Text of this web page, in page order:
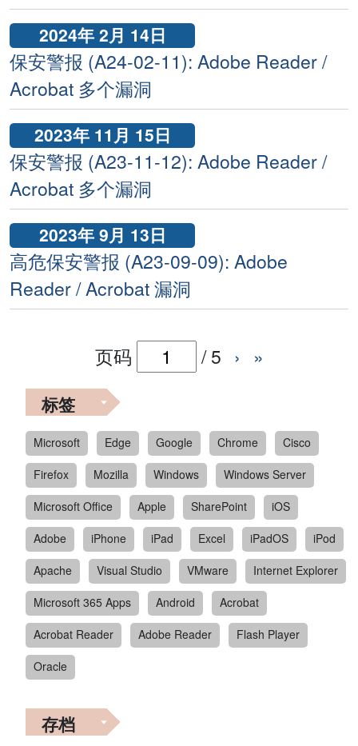
2024年 2月 14日
保安警报 (A24-02-11): Adobe Reader /
Acrobat 多个漏洞
2023年 11月 15日
保安警报 (A23-11-12): Adobe Reader /
Acrobat 多个漏洞
2023年 9月 13日
高危保安警报 (A23-09-09): Adobe
Reader / Acrobat 漏洞
页码 /5 › »
标签
Microsoft Edge Google Chrome
Cisco
Firefox
Mozilla Windows
Windows Server
Microsoft Office
Apple SharePoint
iOS
Adobe
iPhone iPad Excel iPadOS
iPod
Apache
Visual Studio VMware
Internet Explorer
Microsoft 365 Apps
Android
Acrobat
Acrobat Reader
Adobe Reader
Flash Player
Oracle
存档